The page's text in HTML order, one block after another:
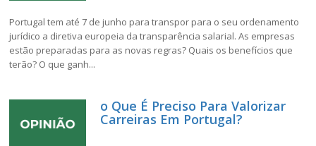
Portugal tem até 7 de junho para transpor para o seu ordenamento
jurídico a diretiva europeia da transparência salarial. As empresas
estão preparadas para as novas regras? Quais os benefícios que
terão? O que ganh...
o Que É Preciso Para Valorizar
Carreiras Em Portugal?